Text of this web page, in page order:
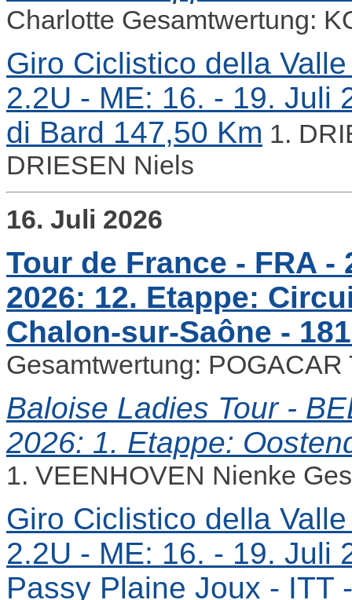
Charlotte Gesamtwertung:
Giro Ciclistico della
2.2U - ME: 16. - 19. Juli
di Bard 147,50 Km 1.
DRIESEN Niels
16. Juli 2026
Tour de France - FRA -
2026: 12. Etappe:
Chalon-sur-Saône -
Gesamtwertung: POGACAR
Baloise Ladies Tour -
2026: 1. Etappe:
1. VEENHOVEN Nienke
Giro Ciclistico della
2.2U - ME: 16. - 19. Juli
Passy Plaine Joux - ITT